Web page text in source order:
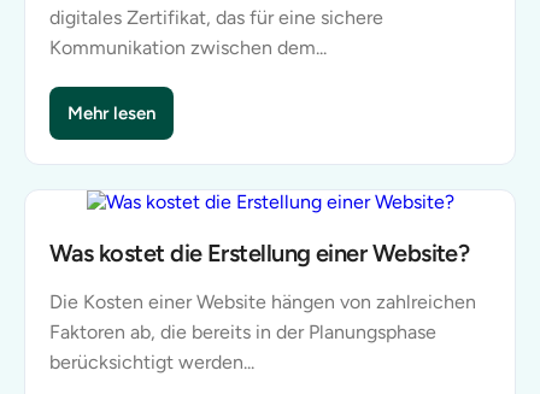
digitales Zertifikat, das für eine sichere
Kommunikation zwischen dem...
Mehr lesen
Was ist ein SSL-Zertifikat und warum brauchen Sie es?
Was kostet die Erstellung einer Website?
Die Kosten einer Website hängen von zahlreichen
Faktoren ab, die bereits in der Planungsphase
berücksichtigt werden...